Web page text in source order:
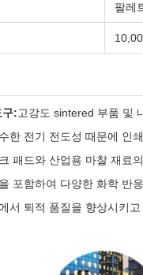
팔레
구:고강도 sintered 부품 및
한 전기 전도성 때문에 인
패드와 산업용 마찰 재료
포함하여 다양한 화학 반
서 퇴적 품질을 향상시키